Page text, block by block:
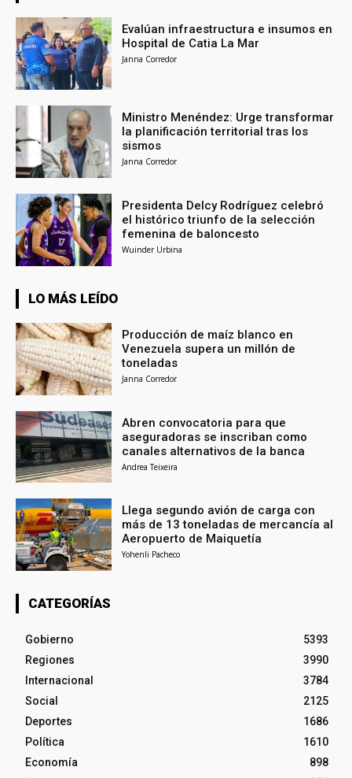
Evalúan infraestructura e insumos en
Hospital de Catia La Mar
Janna Corredor
Ministro Menéndez: Urge transformar
la planificación territorial tras los
sismos
Janna Corredor
Presidenta Delcy Rodríguez celebró
el histórico triunfo de la selección
femenina de baloncesto
Wuinder Urbina
LO MÁS LEÍDO
Producción de maíz blanco en
Venezuela supera un millón de
toneladas
Janna Corredor
Abren convocatoria para que
aseguradoras se inscriban como
canales alternativos de la banca
Andrea Teixeira
Llega segundo avión de carga con
más de 13 toneladas de mercancía al
Aeropuerto de Maiquetía
Yohenli Pacheco
CATEGORÍAS
Gobierno
5393
Regiones
3990
Internacional
3784
Social
2125
Deportes
1686
Política
1610
Economía
898